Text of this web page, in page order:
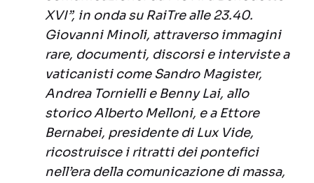
XVI”, in onda su RaiTre alle 23.40.
Giovanni Minoli, attraverso immagini
rare, documenti, discorsi e interviste a
vaticanisti come Sandro Magister,
Andrea Tornielli e Benny Lai, allo
storico Alberto Melloni, e a Ettore
Bernabei, presidente di Lux Vide,
ricostruisce i ritratti dei pontefici
nell’era della comunicazione di massa,